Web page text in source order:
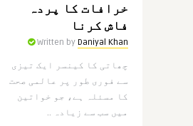
خرافات کا پردہ
فاش کرنا
Written by Daniyal Khan
چھاتی کا کینسر ایک تیزی
سے فوری طور پر عالمی صحت
کا مسئلہ ہے، جو خواتین
میں سب سے زیادہ ..